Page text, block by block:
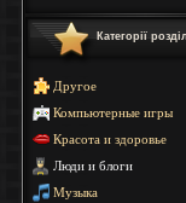
Категорії
Другое
Компьютерные игры
Красота и здоровье
Люди и блоги
Музыка